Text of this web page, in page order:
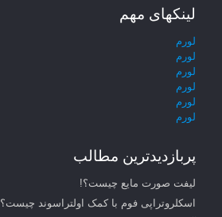
لینکهای مهم
لورم
لورم
لورم
لورم
لورم
لورم
پربازدیدترین مطالب
لیفت صورت مایع چیست؟!
اسکلروتراپی فوم با کمک اولتراسوند چیست؟